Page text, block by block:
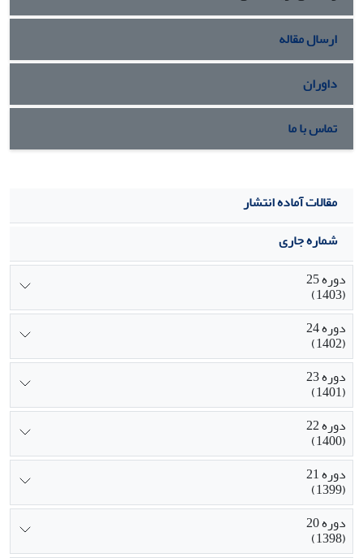
ارسال مقاله
داوران
تماس با ما
مقالات آماده انتشار
شماره جاری
دوره 25
(1403)
دوره 24
(1402)
دوره 23
(1401)
دوره 22
(1400)
دوره 21
(1399)
دوره 20
(1398)